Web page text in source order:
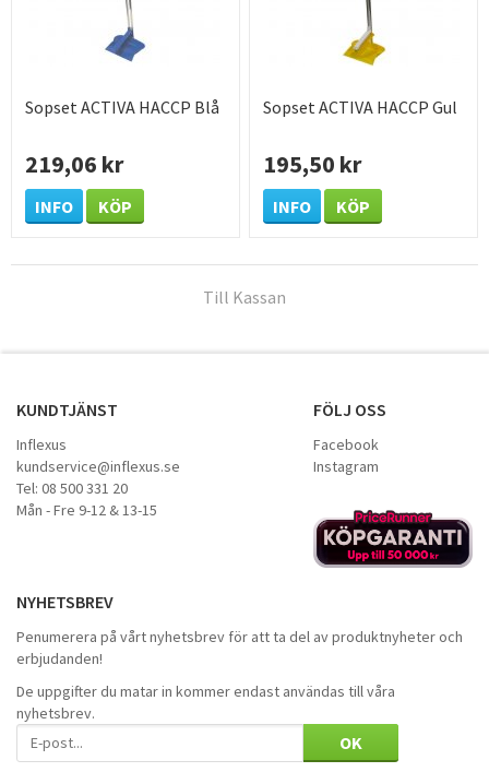
Sopset ACTIVA HACCP Blå
219,06 kr
INFO KÖP
Sopset ACTIVA HACCP Gul
195,50 kr
INFO KÖP
Till Kassan
KUNDTJÄNST
Inflexus
kundservice@inflexus.se
Tel: 08 500 331 20
Mån - Fre 9-12 & 13-15
FÖLJ OSS
Facebook
Instagram
NYHETSBREV
Penumerera på vårt nyhetsbrev för att ta del av produktnyheter och
erbjudanden!
De uppgifter du matar in kommer endast användas till våra
nyhetsbrev.
OK